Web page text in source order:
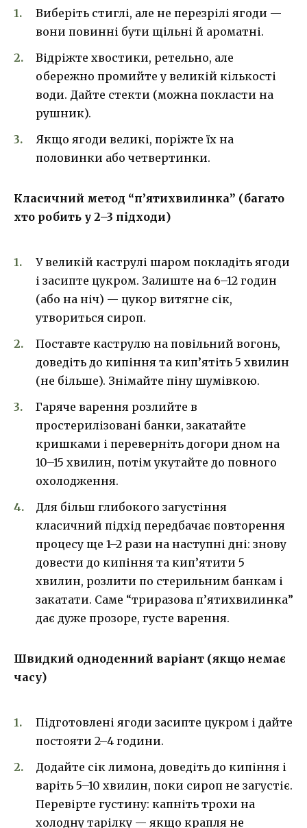
Виберіть стиглі, але не перезрілі ягоди —
вони повинні бути щільні й ароматні.
Відріжте хвостики, ретельно, але
обережно промийте у великій кількості
води. Дайте стекти (можна покласти на
рушник).
Якщо ягоди великі, поріжте їх на
половинки або четвертинки.
Класичний метод “п’ятихвилинка” (багато
хто робить у 2–3 підходи)
У великій каструлі шаром покладіть ягоди
і засипте цукром. Залиште на 6–12 годин
(або на ніч) — цукор витягне сік,
утвориться сироп.
Поставте каструлю на повільний вогонь,
доведіть до кипіння та кип’ятіть 5 хвилин
(не більше). Знімайте піну шумівкою.
Гаряче варення розлийте в
простерилізовані банки, закатайте
кришками і переверніть догори дном на
10–15 хвилин, потім укутайте до повного
охолодження.
Для більш глибокого загустіння
класичний підхід передбачає повторення
процесу ще 1–2 рази на наступні дні: знову
довести до кипіння та кип’ятити 5
хвилин, розлити по стерильним банкам і
закатати. Саме “триразова п’ятихвилинка”
дає дуже прозоре, густе варення.
Швидкий одноденний варіант (якщо немає
часу)
Підготовлені ягоди засипте цукром і дайте
постояти 2–4 години.
Додайте сік лимона, доведіть до кипіння і
варіть 5–10 хвилин, поки сироп не загустіє.
Перевірте густину: капніть трохи на
холодну тарілку — якщо крапля не